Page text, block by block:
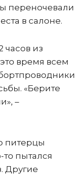
переночевали
в салоне.
часов из
время всем
«Берите
–
питерцы
то пытался
Другие